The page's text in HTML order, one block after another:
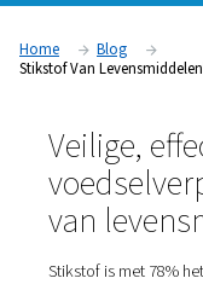
voordelen van
drankverpakkingen.
Home
Blog
Stikstof Van